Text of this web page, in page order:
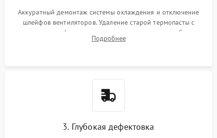
Аккуратный демонтаж системы охлаждения и отключение
шлейфов вентиляторов. Удаление старой термопасты с
кристалла графического чипа и термопрокладок с банок
памяти и зоны VRM. Очистка платы от пыли и окислов.
Подробнее
3. Глубокая дефектовка